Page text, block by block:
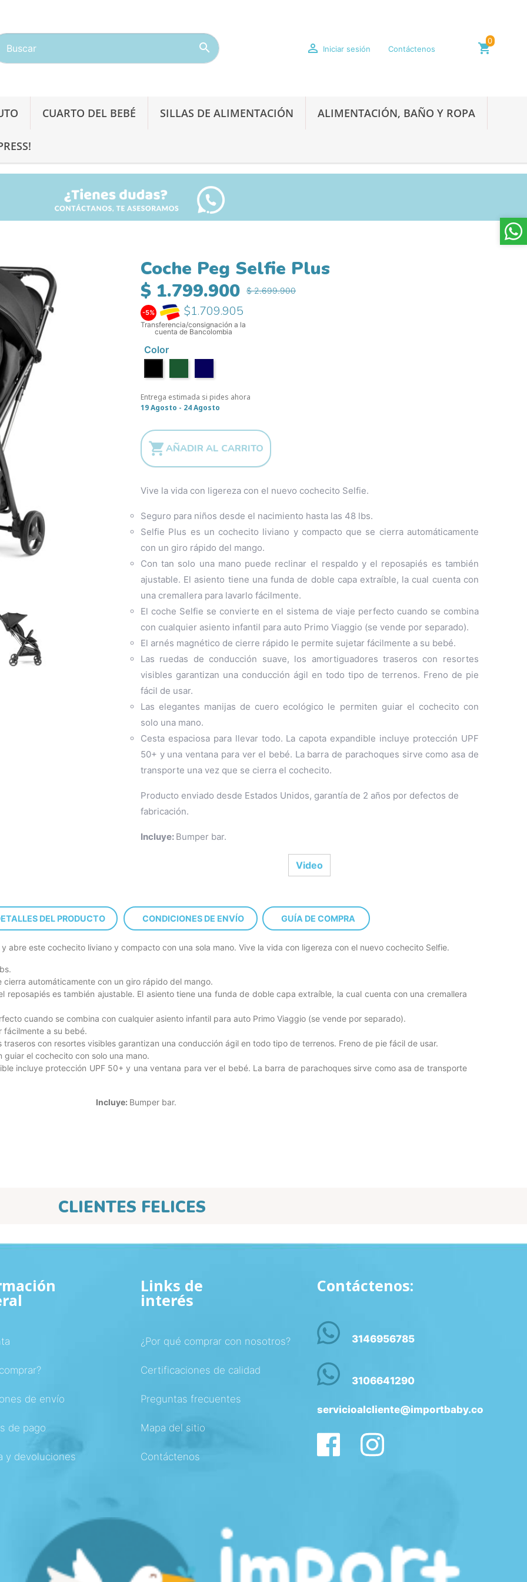
  Iniciar sesión Contáctenos shopping_cart
0
CUARTO DEL BEBÉ SILLAS DE ALIMENTACIÓN ALIMENTACIÓN, BAÑO Y ROPA
Coche Peg Selfie Plus
$ 1.799.900
$ 2.699.900
-5% $1.709.905
Transferencia/consignación a la
cuenta de Bancolombia
Color
Entrega estimada si pides ahora
19 Agosto - 24 Agosto
AÑADIR AL CARRITO
Vive la vida con ligereza con el nuevo cochecito Selfie.
Seguro para niños desde el nacimiento hasta las 48 lbs.
Selfie Plus es un cochecito liviano y compacto que se cierra automáticamente
con un giro rápido del mango.
Con tan solo una mano puede reclinar el respaldo y el reposapiés es también
ajustable. El asiento tiene una funda de doble capa extraíble, la cual cuenta con
una cremallera para lavarlo fácilmente.
El coche Selfie se convierte en el sistema de viaje perfecto cuando se combina
con cualquier asiento infantil para auto Primo Viaggio (se vende por separado).
El arnés magnético de cierre rápido le permite sujetar fácilmente a su bebé.
Las ruedas de conducción suave, los amortiguadores traseros con resortes
visibles garantizan una conducción ágil en todo tipo de terrenos. Freno de pie
fácil de usar.
Las elegantes manijas de cuero ecológico le permiten guiar el cochecito con
solo una mano.
Cesta espaciosa para llevar todo. La capota expandible incluye protección UPF
50+ y una ventana para ver el bebé. La barra de parachoques sirve como asa de
transporte una vez que se cierra el cochecito.
Producto enviado desde Estados Unidos, garantía de 2 años por defectos de
fabricación.
Incluye: Bumper bar.
Video
DEL PRODUCTO CONDICIONES DE ENVÍO GUÍA DE COMPRA
abre este cochecito liviano y compacto con una sola mano. Vive la vida con ligereza con el nuevo cochecito Selfie.
automáticamente con un giro rápido del mango.
reposapiés es también ajustable. El asiento tiene una funda de doble capa extraíble, la cual cuenta con una cremallera
cuando se combina con cualquier asiento infantil para auto Primo Viaggio (se vende por separado).
fácilmente a su bebé.
con resortes visibles garantizan una conducción ágil en todo tipo de terrenos. Freno de pie fácil de usar.
el cochecito con solo una mano.
incluye protección UPF 50+ y una ventana para ver el bebé. La barra de parachoques sirve como asa de transporte
Incluye: Bumper bar.
CLIENTES FELICES
de envío
de pago
y devoluciones
Links de
interés
¿Por qué comprar con nosotros?
Certificaciones de calidad
Preguntas frecuentes
Mapa del sitio
Contáctenos
Contáctenos:
3146956785
3106641290
servicioalcliente@importbaby.co